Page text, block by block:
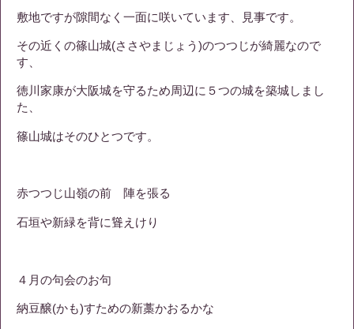
敷地ですが隙間なく一面に咲いています、見事です。
その近くの篠山城(ささやまじょう)のつつじが綺麗なので
す、
徳川家康が大阪城を守るため周辺に５つの城を築城しまし
た、
篠山城はそのひとつです。
赤つつじ山嶺の前 陣を張る
石垣や新緑を背に聳えけり
４月の句会のお句
納豆醸(かも)すための新藁かおるかな